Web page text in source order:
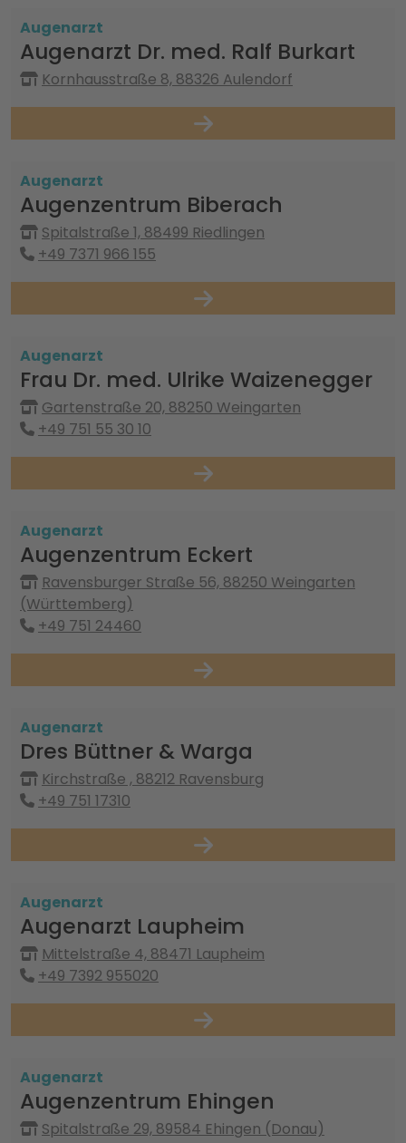
Augenarzt
Augenarzt Dr. med. Ralf Burkart
Kornhausstraße 8, 88326 Aulendorf
Augenarzt
Augenzentrum Biberach
Spitalstraße 1, 88499 Riedlingen
+49 7371 966 155
Augenarzt
Frau Dr. med. Ulrike Waizenegger
Gartenstraße 20, 88250 Weingarten
+49 751 55 30 10
Augenarzt
Augenzentrum Eckert
Ravensburger Straße 56, 88250 Weingarten
(Württemberg)
+49 751 24460
Augenarzt
Dres Büttner & Warga
Kirchstraße , 88212 Ravensburg
+49 751 17310
Augenarzt
Augenarzt Laupheim
Mittelstraße 4, 88471 Laupheim
+49 7392 955020
Augenarzt
Augenzentrum Ehingen
Spitalstraße 29, 89584 Ehingen (Donau)